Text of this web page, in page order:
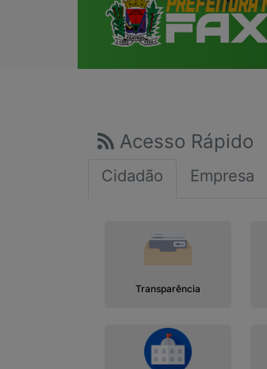
Acesso Rápido
Cidadão Empresa
Transparência